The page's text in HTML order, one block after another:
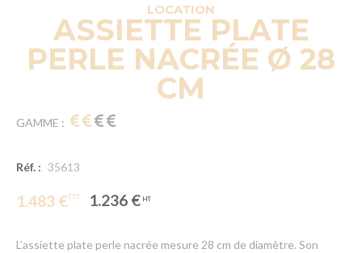
LOCATION
ASSIETTE PLATE
PERLE NACRÉE Ø 28
CM
GAMME :
Réf. : 35613
1.483 € 1.236 €
L’assiette plate perle nacrée mesure 28 cm de diamètre. Son